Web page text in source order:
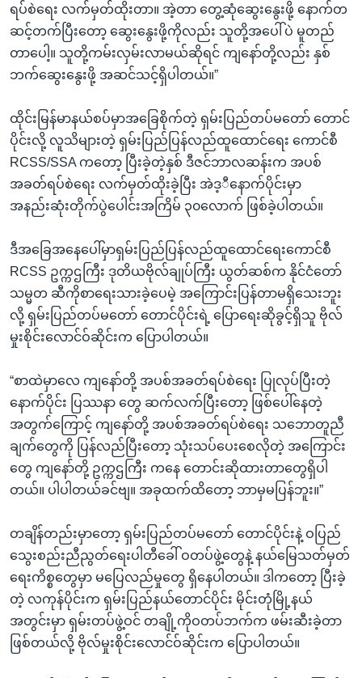
ရပ်စဲရေး လက်မှတ်ထိုးတာ။ အဲ့တာ တွေ့ဆုံဆွေးနွေးဖို့ နောက်တ
ဆင့်တက်ပြီးတော့ ဆွေးနွေးဖို့ကိုလည်း သူတို့အပေါ်ပဲ မူတည်
တာပေါ့။ သူတို့ကမ်းလှမ်းလာမယ်ဆိုရင် ကျနော်တို့လည်း နှစ်
ဘက်ဆွေးနွေးဖို့ အဆင်သင့်ရှိပါတယ်။”
ထိုင်းမြန်မာနယ်စပ်မှာအခြေစိုက်တဲ့ ရှမ်းပြည်တပ်မတော် တောင်
ပိုင်းလို့ လူသိများတဲ့ ရှမ်းပြည်ပြန်လည်ထူထောင်ရေး ကောင်စီ
RCSS/SSA ကတော့ ပြီးခဲ့တဲ့နှစ် ဒီဇင်ဘာလဆန်းက အပစ်
အခတ်ရပ်စဲရေး လက်မှတ်ထိုးခဲ့ပြီး အဲဒ့ီနောက်ပိုင်းမှာ
အနည်းဆုံးတိုက်ပွဲပေါင်းအကြိမ် ၃၀လောက် ဖြစ်ခဲ့ပါတယ်။
ဒီအခြေအနေပေါ်မှာရှမ်းပြည်ပြန်လည်ထူထောင်ရေးကောင်စီ
RCSS ဥက္ကဌကြီး ဒုတိယဗိုလ်ချုပ်ကြီး ယွတ်ဆစ်က နိုင်ငံတော်
သမ္မတ ဆီကိုစာရေးသားခဲ့ပေမဲ့ အကြောင်းပြန်တာမရှိသေးဘူး
လို့ ရှမ်းပြည်တပ်မတော် တောင်ပိုင်းရဲ့ ပြောရေးဆိုခွင့်ရှိသူ ဗိုလ်
မှုးစိုင်းလောင်ဝ်ဆိုင်းက ပြောပါတယ်။
“စာထဲမှာလေ ကျနော်တို့ အပစ်အခတ်ရပ်စဲရေး ပြုလုပ်ပြီးတဲ့
နောက်ပိုင်း ပြဿနာ တွေ ဆက်လက်ပြီးတော့ ဖြစ်ပေါ်နေတဲ့
အတွက်ကြောင့် ကျနော်တို့ အပစ်အခတ်ရပ်စဲရေး သဘောတူညီ
ချက်တွေကို ပြန်လည်ပြီးတော့ သုံးသပ်ပေးစေလိုတဲ့ အကြောင်း
တွေ ကျနော်တို့ ဥက္ကဌကြီး ကနေ တောင်းဆိုထားတာတွေရှိပါ
တယ်။ ပါပါတယ်ခင်ဗျ။ အခုထက်ထိတော့ ဘာမှမပြန်ဘူး။”
တချိန်တည်းမှာတော့ ရှမ်းပြည်တပ်မတော် တောင်ပိုင်းနဲ့ ဝပြည်
သွေးစည်းညီညွတ်ရေးပါတီခေါ် ဝတပ်ဖွဲ့တွေနဲ့ နယ်မြေသတ်မှတ်
ရေးကိစ္စတွေမှာ မပြေလည်မှုတွေ ရှိနေပါတယ်။ ဒါကတော့ ပြီးခဲ့
တဲ့ လကုန်ပိုင်းက ရှမ်းပြည်နယ်တောင်ပိုင်း မိုင်းတုံမြို့နယ်
အတွင်းမှာ ရှမ်းတပ်ဖွဲ့ဝင် တချို့ကိုဝတပ်ဘက်က ဖမ်းဆီးခဲ့တာ
ဖြစ်တယ်လို့ ဗိုလ်မှုးစိုင်းလောင်ဝ်ဆိုင်းက ပြောပါတယ်။